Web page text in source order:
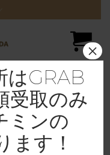
はGRAB
受取のみ
ミンの
ます！
×